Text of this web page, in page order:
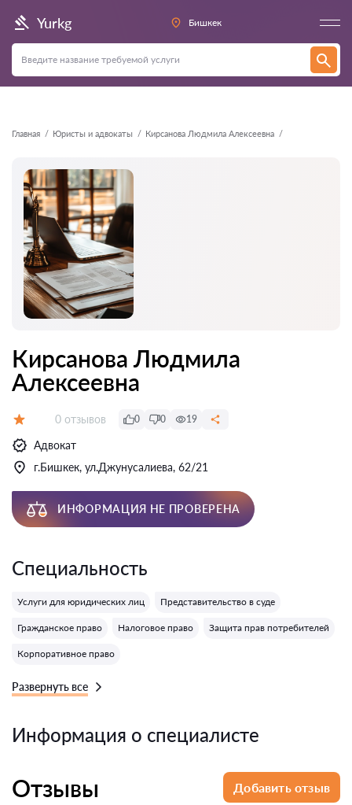
Yurkg Бишкек
Главная Юристы и адвокаты Кирсанова Людмила Алексеевна
Назад
Кирсанова Людмила
Алексеевна
Отзывов:
0 отзывов 0 0 19
Адвокат
г.Бишкек, ул.Джунусалиева, 62/21
ИНФОРМАЦИЯ НЕ ПРОВЕРЕНА
Специальность
Услуги для юридических лиц Представительство в суде
Гражданское право Налоговое право Защита прав потребителей
Корпоративное право
Развернуть все
Информация о специалисте
Отзывы Добавить отзыв